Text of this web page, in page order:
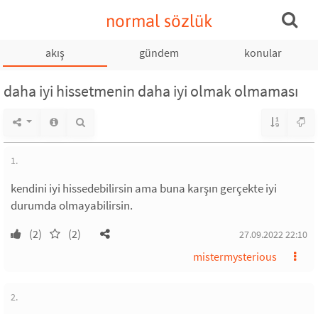
normal sözlük
akış gündem konular
daha iyi hissetmenin daha iyi olmak olmaması
1.
kendini iyi hissedebilirsin ama buna karşın gerçekte iyi
durumda olmayabilirsin.
(2) (2) 27.09.2022 22:10
mistermysterious
2.